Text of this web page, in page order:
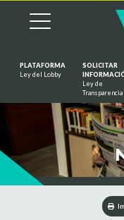
PLATAFORMA
Ley del Lobby
SOLICITAR
Ley de
Transparencia